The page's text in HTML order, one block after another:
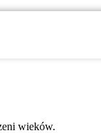
wieków.